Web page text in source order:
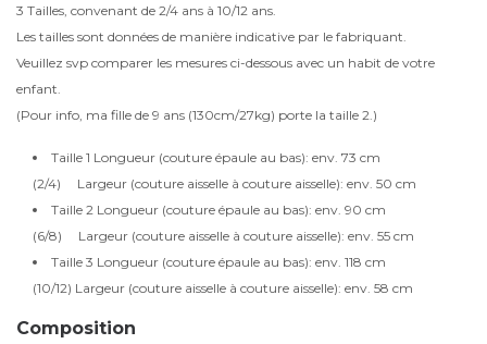
3 Tailles, convenant de 2/4 ans à 10/12 ans.
Les tailles sont données de manière indicative par le fabriquant.
Veuillez svp comparer les mesures ci-dessous avec un habit de votre
enfant.
(Pour info, ma fille de 9 ans (130cm/27kg) porte la taille 2.)
Taille 1 Longueur (couture épaule au bas): env. 73 cm
(2/4) Largeur (couture aisselle à couture aisselle): env. 50 cm
Taille 2 Longueur (couture épaule au bas): env. 90 cm
(6/8) Largeur (couture aisselle à couture aisselle): env. 55 cm
Taille 3 Longueur (couture épaule au bas): env. 118 cm
(10/12) Largeur (couture aisselle à couture aisselle): env. 58 cm
Composition